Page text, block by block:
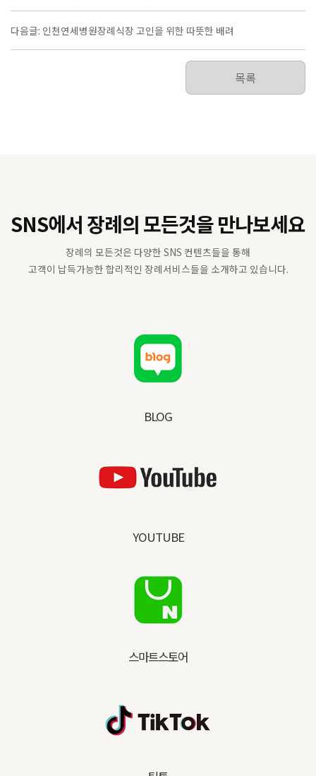
다음글: 인천연세병원장례식장 고인을 위한 따뜻한 배려
목록
SNS에서 장례의 모든것을 만나보세요
장례의 모든것은 다양한 SNS 컨텐츠들을 통해
고객이 납득가능한 합리적인 장례서비스들을 소개하고 있습니다.
BLOG
YOUTUBE
스마트스토어